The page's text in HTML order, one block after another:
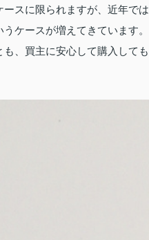
スに限られますが、近年では
ケースが増えてきています。
、買主に安心して購入しても